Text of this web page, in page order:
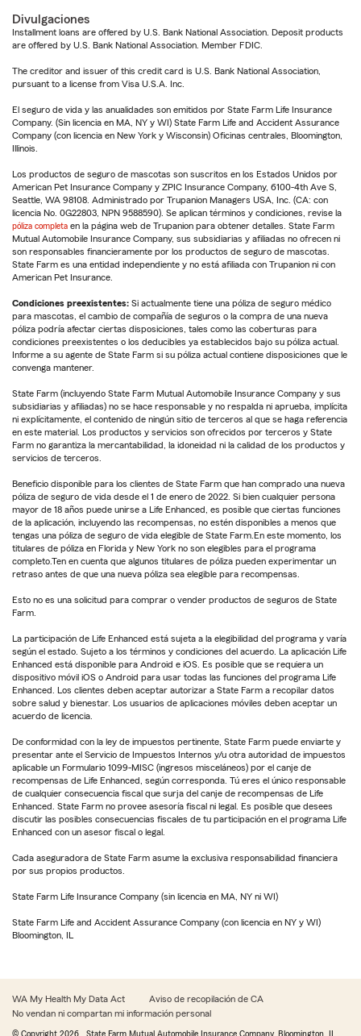
Divulgaciones
Installment loans are offered by U.S. Bank National Association. Deposit products
are offered by U.S. Bank National Association. Member FDIC.
The creditor and issuer of this credit card is U.S. Bank National Association,
pursuant to a license from Visa U.S.A. Inc.
El seguro de vida y las anualidades son emitidos por State Farm Life Insurance
Company. (Sin licencia en MA, NY y WI) State Farm Life and Accident Assurance
Company (con licencia en New York y Wisconsin) Oficinas centrales, Bloomington,
Illinois.
Los productos de seguro de mascotas son suscritos en los Estados Unidos por
American Pet Insurance Company y ZPIC Insurance Company, 6100-4th Ave S,
Seattle, WA 98108. Administrado por Trupanion Managers USA, Inc. (CA: con
licencia No. 0G22803, NPN 9588590). Se aplican términos y condiciones, revise la
póliza completa en la página web de Trupanion para obtener detalles. State Farm
Mutual Automobile Insurance Company, sus subsidiarias y afiliadas no ofrecen ni
son responsables financieramente por los productos de seguro de mascotas.
State Farm es una entidad independiente y no está afiliada con Trupanion ni con
American Pet Insurance.
Condiciones preexistentes: Si actualmente tiene una póliza de seguro médico
para mascotas, el cambio de compañía de seguros o la compra de una nueva
póliza podría afectar ciertas disposiciones, tales como las coberturas para
condiciones preexistentes o los deducibles ya establecidos bajo su póliza actual.
Informe a su agente de State Farm si su póliza actual contiene disposiciones que le
convenga mantener.
State Farm (incluyendo State Farm Mutual Automobile Insurance Company y sus
subsidiarias y afiliadas) no se hace responsable y no respalda ni aprueba, implícita
ni explícitamente, el contenido de ningún sitio de terceros al que se haga referencia
en este material. Los productos y servicios son ofrecidos por terceros y State
Farm no garantiza la mercantabilidad, la idoneidad ni la calidad de los productos y
servicios de terceros.
Beneficio disponible para los clientes de State Farm que han comprado una nueva
póliza de seguro de vida desde el 1 de enero de 2022. Si bien cualquier persona
mayor de 18 años puede unirse a Life Enhanced, es posible que ciertas funciones
de la aplicación, incluyendo las recompensas, no estén disponibles a menos que
tengas una póliza de seguro de vida elegible de State Farm.En este momento, los
titulares de póliza en Florida y New York no son elegibles para el programa
completo.Ten en cuenta que algunos titulares de póliza pueden experimentar un
retraso antes de que una nueva póliza sea elegible para recompensas.
Esto no es una solicitud para comprar o vender productos de seguros de State
Farm.
La participación de Life Enhanced está sujeta a la elegibilidad del programa y varía
según el estado. Sujeto a los términos y condiciones del acuerdo. La aplicación Life
Enhanced está disponible para Android e iOS. Es posible que se requiera un
dispositivo móvil iOS o Android para usar todas las funciones del programa Life
Enhanced. Los clientes deben aceptar autorizar a State Farm a recopilar datos
sobre salud y bienestar. Los usuarios de aplicaciones móviles deben aceptar un
acuerdo de licencia.
De conformidad con la ley de impuestos pertinente, State Farm puede enviarte y
presentar ante el Servicio de Impuestos Internos y/u otra autoridad de impuestos
aplicable un Formulario 1099-MISC (ingresos misceláneos) por el canje de
recompensas de Life Enhanced, según corresponda. Tú eres el único responsable
de cualquier consecuencia fiscal que surja del canje de recompensas de Life
Enhanced. State Farm no provee asesoría fiscal ni legal. Es posible que desees
discutir las posibles consecuencias fiscales de tu participación en el programa Life
Enhanced con un asesor fiscal o legal.
Cada aseguradora de State Farm asume la exclusiva responsabilidad financiera
por sus propios productos.
State Farm Life Insurance Company (sin licencia en MA, NY ni WI)
State Farm Life and Accident Assurance Company (con licencia en NY y WI)
Bloomington, IL
WA My Health My Data Act
Aviso de recopilación de CA
No vendan ni compartan mi información personal
© Copyright 2026 , State Farm Mutual Automobile Insurance Company, Bloomington, IL